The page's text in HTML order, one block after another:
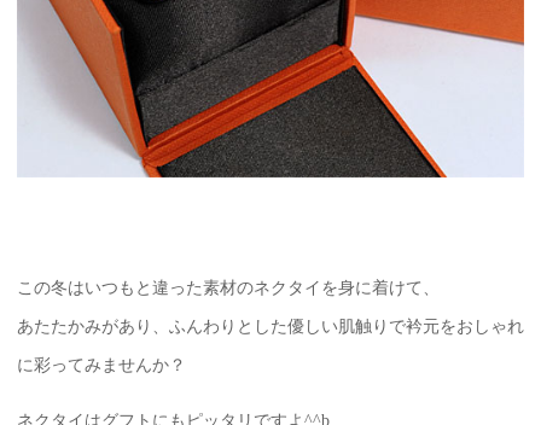
この冬はいつもと違った素材のネクタイを身に着けて、
あたたかみがあり、ふんわりとした優しい肌触りで衿元をおしゃれ
に彩ってみませんか？
ネクタイはグフトにもピッタリですよ^^b